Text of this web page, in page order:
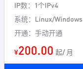
IP数：1个IPv4
系统：Linux/Windows
开通：手动开通
¥200.00 起/ 月